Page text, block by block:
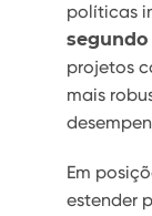
políticas
projetos
mais
Em
estender